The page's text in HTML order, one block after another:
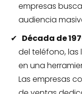
empresas
audiencia
Década de
del teléfono, las
en una
Las empresas